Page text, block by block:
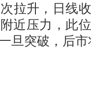
拉升，日线
近压力，此
旦突破，后